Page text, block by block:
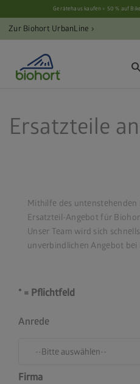
Cookie-EinstellungenGerätehaus kaufen = 50 % auf
Zur Biohort UrbanLine ›
Ersatzteile
Mithilfe des untenstehenden
Ersatzteil-Angebot für
Unser Team wird sich
unverbindlichen Angebot bei
* = Pflichtfeld
Anrede
Firma